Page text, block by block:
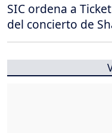
SIC ordena a
del concierto de